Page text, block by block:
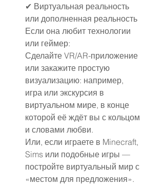
✔ Виртуальная реальность
или дополненная реальность
Если она любит технологии
или геймер:
Сделайте VR/AR-приложение
или закажите простую
визуализацию: например,
игра или экскурсия в
виртуальном мире, в конце
которой её ждёт вы с кольцом
и словами любви.
Или, если играете в Minecraft,
Sims или подобные игры —
постройте виртуальный мир с
«местом для предложения».